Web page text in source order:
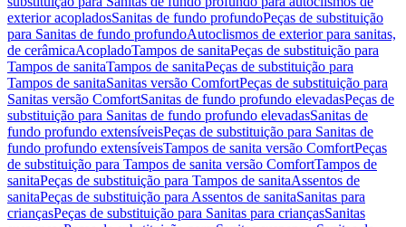
exterior acopladosSanitas de fundo profundoPeças de substituição
para Sanitas de fundo profundoAutoclismos de exterior para sanitas,
de cerâmicaAcopladoTampos de sanitaPeças de substituição para
Tampos de sanitaTampos de sanitaPeças de substituição para
Tampos de sanitaSanitas versão ComfortPeças de substituição para
Sanitas versão ComfortSanitas de fundo profundo elevadasPeças de
substituição para Sanitas de fundo profundo elevadasSanitas de
fundo profundo extensíveisPeças de substituição para Sanitas de
fundo profundo extensíveisTampos de sanita versão ComfortPeças
de substituição para Tampos de sanita versão ComfortTampos de
sanitaPeças de substituição para Tampos de sanitaAssentos de
sanitaPeças de substituição para Assentos de sanitaSanitas para
criançasPeças de substituição para Sanitas para criançasSanitas